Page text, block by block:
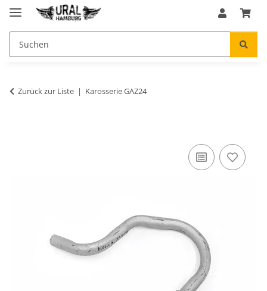
Zurück zur Liste Karosserie GAZ24